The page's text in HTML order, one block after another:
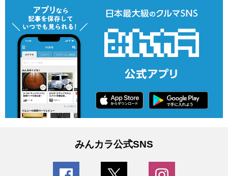
みんカラ公式SNS